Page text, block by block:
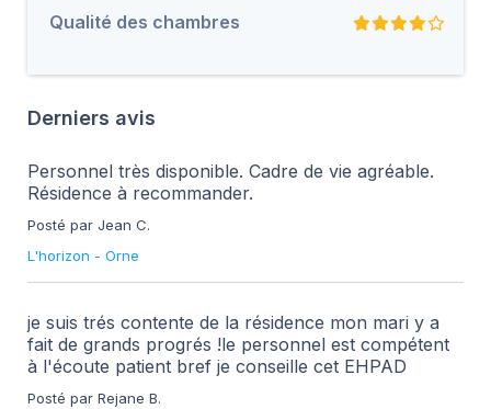
Qualité des chambres
Derniers avis
Personnel très disponible. Cadre de vie agréable.
Résidence à recommander.
Posté par Jean C.
L'horizon - Orne
je suis trés contente de la résidence mon mari y a
fait de grands progrés !le personnel est compétent
à l'écoute patient bref je conseille cet EHPAD
Posté par Rejane B.